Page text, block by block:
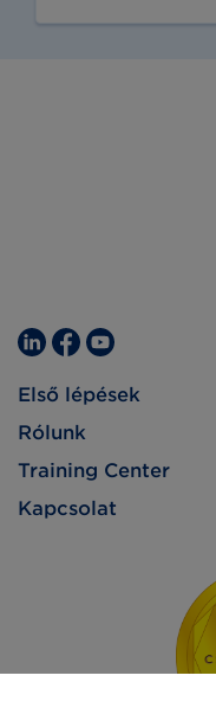
Első lépések
Rólunk
Training Center
Kapcsolat